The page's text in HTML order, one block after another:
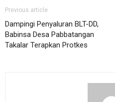
Previous article
Dampingi Penyaluran BLT-DD,
Babinsa Desa Pabbatangan
Takalar Terapkan Protkes